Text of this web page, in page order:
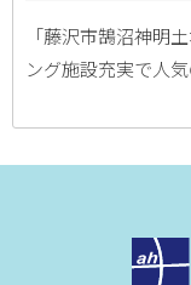
「藤沢市鵠沼神明
ング施設充実で人